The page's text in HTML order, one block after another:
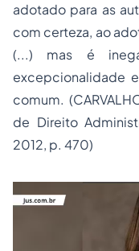
adotado para as
com certeza, ao
(...) mas é
excepcionalidade
comum.
de Direito
2012, p. 470)